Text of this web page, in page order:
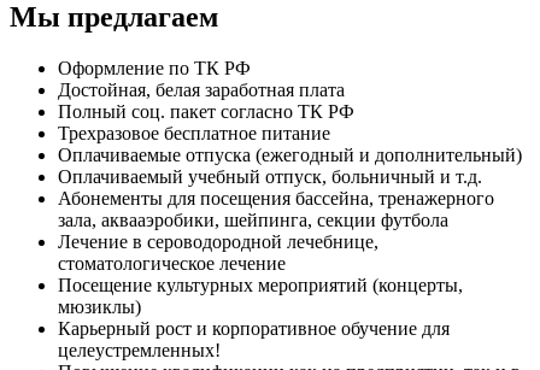
Мы предлагаем
Оформление по ТК РФ
Достойная, белая заработная плата
Полный соц. пакет согласно ТК РФ
Трехразовое бесплатное питание
Оплачиваемые отпуска (ежегодный и дополнительный)
Оплачиваемый учебный отпуск, больничный и т.д.
Абонементы для посещения бассейна, тренажерного
зала, аквааэробики, шейпинга, секции футбола
Лечение в сероводородной лечебнице,
стоматологическое лечение
Посещение культурных мероприятий (концерты,
мюзиклы)
Карьерный рост и корпоративное обучение для
целеустремленных!